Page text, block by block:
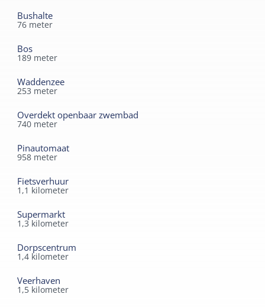
Vanaf de accommodatie lopen verschillende fiets- en
wandelpaden die het mogelijk maken om lekker te
eiland. Het dorp West-Terschelling en de jachthaven
Bushalte
76 meter
Bos
189 meter
Waddenzee
253 meter
Overdekt openbaar zwembad
740 meter
Pinautomaat
958 meter
Fietsverhuur
1,1 kilometer
Supermarkt
1,3 kilometer
Dorpscentrum
1,4 kilometer
Veerhaven
1,5 kilometer